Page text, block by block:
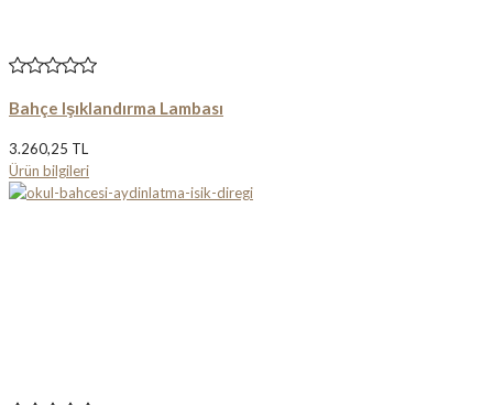
Bahçe Işıklandırma Lambası
3.260,25 TL
Ürün bilgileri